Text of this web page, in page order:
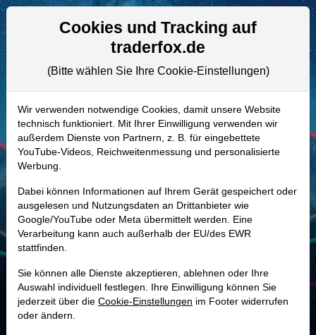
Aktien- und Artikelsuche
A2DVJZ | TDW–Tidewater (New)
Aktie
Realtime-Aktienkurs:
- - -
-
Marktkapitalisierung 4,05 Mrd. USD
Unternehmenswert
Umsatz 1,35 Mrd. USD
Cookies und Tracking auf
traderfox.de
(Bitte wählen Sie Ihre Cookie-Einstellungen)
Wir verwenden notwendige Cookies, damit unsere Website
technisch funktioniert. Mit Ihrer Einwilligung verwenden wir
außerdem Dienste von Partnern, z. B. für eingebettete
YouTube-Videos, Reichweitenmessung und personalisierte
Werbung.
Dabei können Informationen auf Ihrem Gerät gespeichert oder
ausgelesen und Nutzungsdaten an Drittanbieter wie
Google/YouTube oder Meta übermittelt werden. Eine
Verarbeitung kann auch außerhalb der EU/des EWR
stattfinden.
Sie können alle Dienste akzeptieren, ablehnen oder Ihre
Auswahl individuell festlegen. Ihre Einwilligung können Sie
jederzeit über die Cookie-Einstellungen im Footer widerrufen
oder ändern.